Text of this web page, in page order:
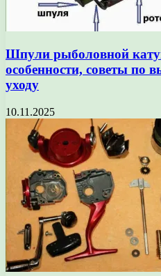
Шпули рыболовной
особенности, советы по
уходу
10.11.2025